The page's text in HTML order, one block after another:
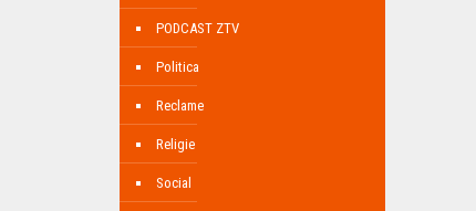
PODCAST ZTV
Politica
Reclame
Religie
Social